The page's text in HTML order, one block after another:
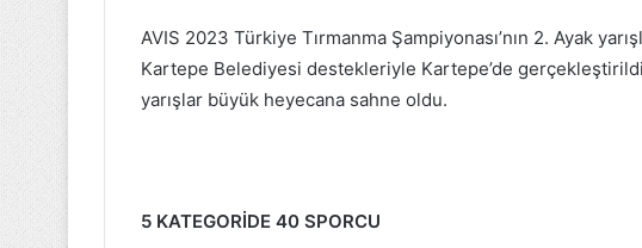
AVIS 2023 Türkiye Tırmanma Şampiyonası’nın 2. Ayak
Kartepe Belediyesi destekleriyle Kartepe’de
yarışlar büyük heyecana sahne oldu.
5 KATEGORİDE 40 SPORCU
ilk
kez
Türk
Takımı
yarışacak
LeMans'da ilk kez bir Türk Takımı
yarışacak
Seti
Paketleyerek
Kazanmak